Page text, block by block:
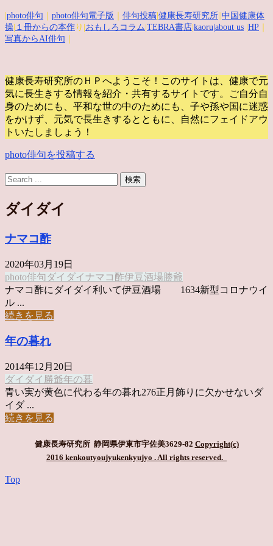
photo俳句 photo俳句電子版 俳句投稿 健康長寿研究所 中国健康体
操 １冊からの本作 り| おもしろコラム TEBRA書店 kaoru |about us HP
写真からAI俳句
健康長寿研究所のＨＰへようこそ！このサイトは、健康で元
気に長生きする情報を紹介・共有するサイトです。
ご自分自
身のためにも、平和な世の中のためにも、子や孫や国に迷惑
をかけず、元気で長生きするとともに、自然にフェイドアウ
トいたしましょう！
photo俳句を投稿する
ダイダイ
ナマコ酢
2020年03月19日
photo俳句ダイダイナマコ酢伊豆酒場 勝爺
ナマコ酢にダイダイ利いて伊豆酒場 1634新型コロナウイ
ル ...
続きを見る
年の暮れ
2014年12月20日
ダイダイ 勝爺年の暮
青い実が黄色に代わる年の暮れ276正月飾りに欠かせないダ
イダ ...
続きを見る
健康長寿研究所 静岡県伊東市宇佐美3629-82 Copyright(c)
2016 kenkoutyoujyukenkyujyo . All rights reserved.
Top